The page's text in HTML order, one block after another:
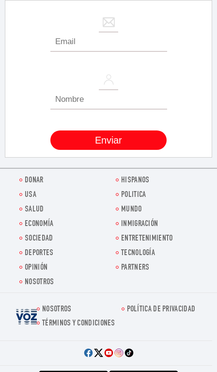
DONAR
HISPANOS
USA
POLITICA
SALUD
MUNDO
ECONOMÍA
INMIGRACIÓN
SOCIEDAD
ENTRETENIMIENTO
DEPORTES
TECNOLOGÍA
OPINIÓN
PARTNERS
NOSOTROS
Voz.us
NOSOTROS
POLÍTICA DE PRIVACIDAD
TÉRMINOS Y CONDICIONES